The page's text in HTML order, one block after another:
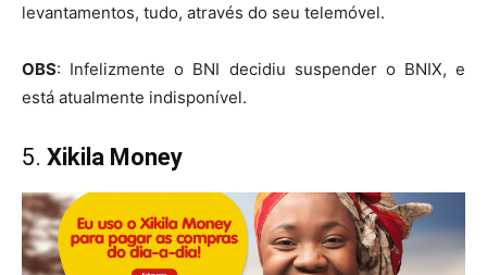
levantamentos, tudo, através do seu telemóvel.
OBS: Infelizmente o BNI decidiu suspender o BNIX, e
está atualmente indisponível.
5. Xikila Money